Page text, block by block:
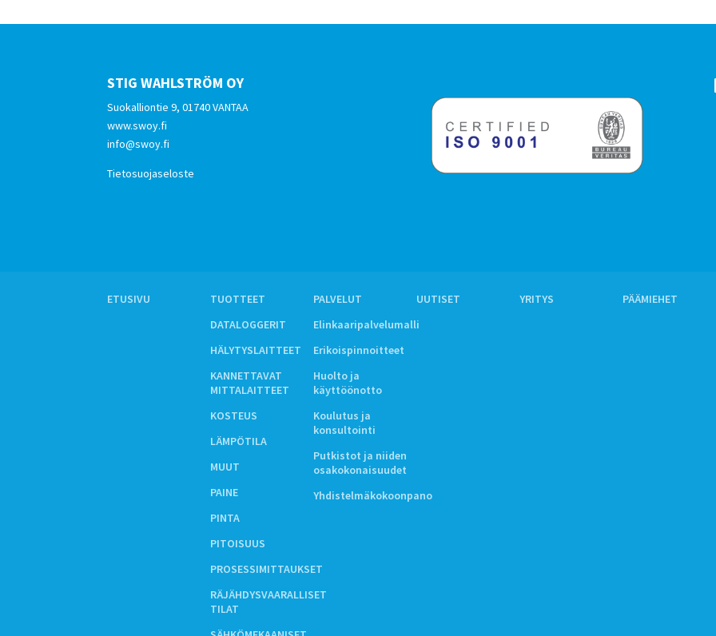
STIG WAHLSTRÖM OY
Suokalliontie 9, 01740 VANTAA
www.swoy.fi
info@swoy.fi
Tietosuojaseloste
ETUSIVU
TUOTTEET
DATALOGGERIT
HÄLYTYSLAITTEET
KANNETTAVAT
MITTALAITTEET
KOSTEUS
LÄMPÖTILA
MUUT
PAINE
PINTA
PITOISUUS
PROSESSIMITTAUKSET
RÄJÄHDYSVAARALLISET
TILAT
PALVELUT
Elinkaaripalvelumalli
Erikoispinnoitteet
Huolto ja
käyttöönotto
Koulutus ja
konsultointi
Putkistot ja niiden
osakokonaisuudet
Yhdistelmäkokoonpano
UUTISET YRITYS PÄÄMIEHET